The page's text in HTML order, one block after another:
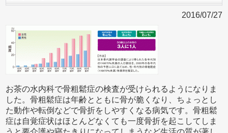
2016/07/27
お茶の水内科で骨粗鬆症の検査が受けられるようになりま
した。骨粗鬆症は年齢とともに骨が脆くなり、ちょっとし
た動作や転倒などで骨折をしやすくなる病気です。骨粗鬆
症は自覚症状はほとんどなくても一度骨折を起こしてしま